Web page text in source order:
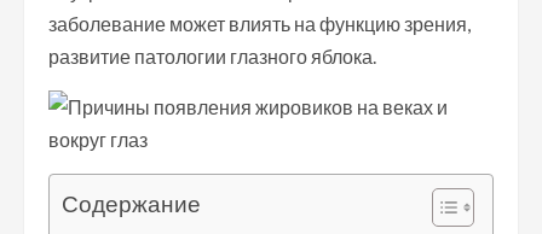
заболевание может влиять на функцию зрения,
развитие патологии глазного яблока.
Содержание